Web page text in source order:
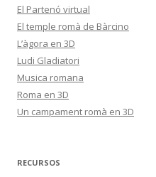
El Partenó virtual
El temple romà de Bàrcino
L’àgora en 3D
Ludi Gladiatori
Musica romana
Roma en 3D
Un campament romà en 3D
RECURSOS